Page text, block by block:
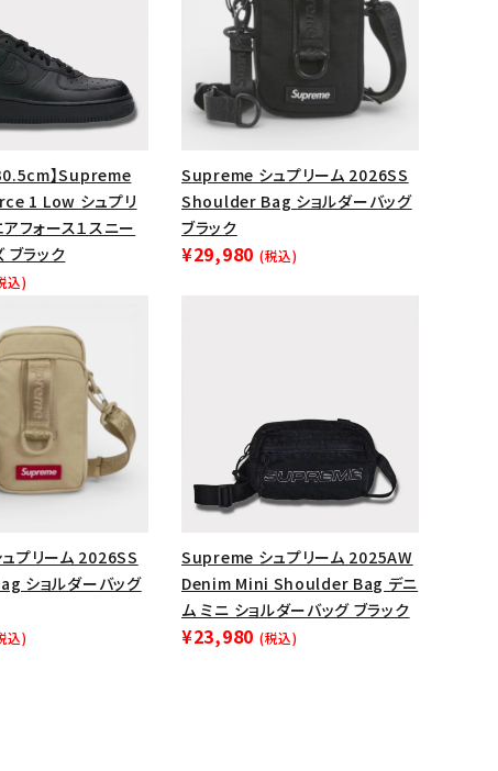
ンドから探す
プ・ハット
ダー・ウエストバッグ
】Supreme
1 Low シュプリ
フォース１スニー
ブラック
込)
Supreme シュプリーム 2026SS
Shoulder Bag ショルダーバッグ
ブラック
¥29,980 (税込)
プリーム 2026SS
ショルダーバッグ
込)
Supreme シュプリーム 2025AW
Denim Mini Shoulder Bag デニ
ム ミニ ショルダーバッグ ブラック
¥23,980 (税込)